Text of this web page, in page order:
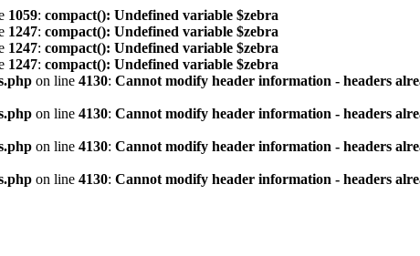
1059: compact(): Undefined variable $zebra
1247: compact(): Undefined variable $zebra
1247: compact(): Undefined variable $zebra
1247: compact(): Undefined variable $zebra
on line 4130: Cannot modify header information - headers
on line 4130: Cannot modify header information - headers
on line 4130: Cannot modify header information - headers
on line 4130: Cannot modify header information - headers